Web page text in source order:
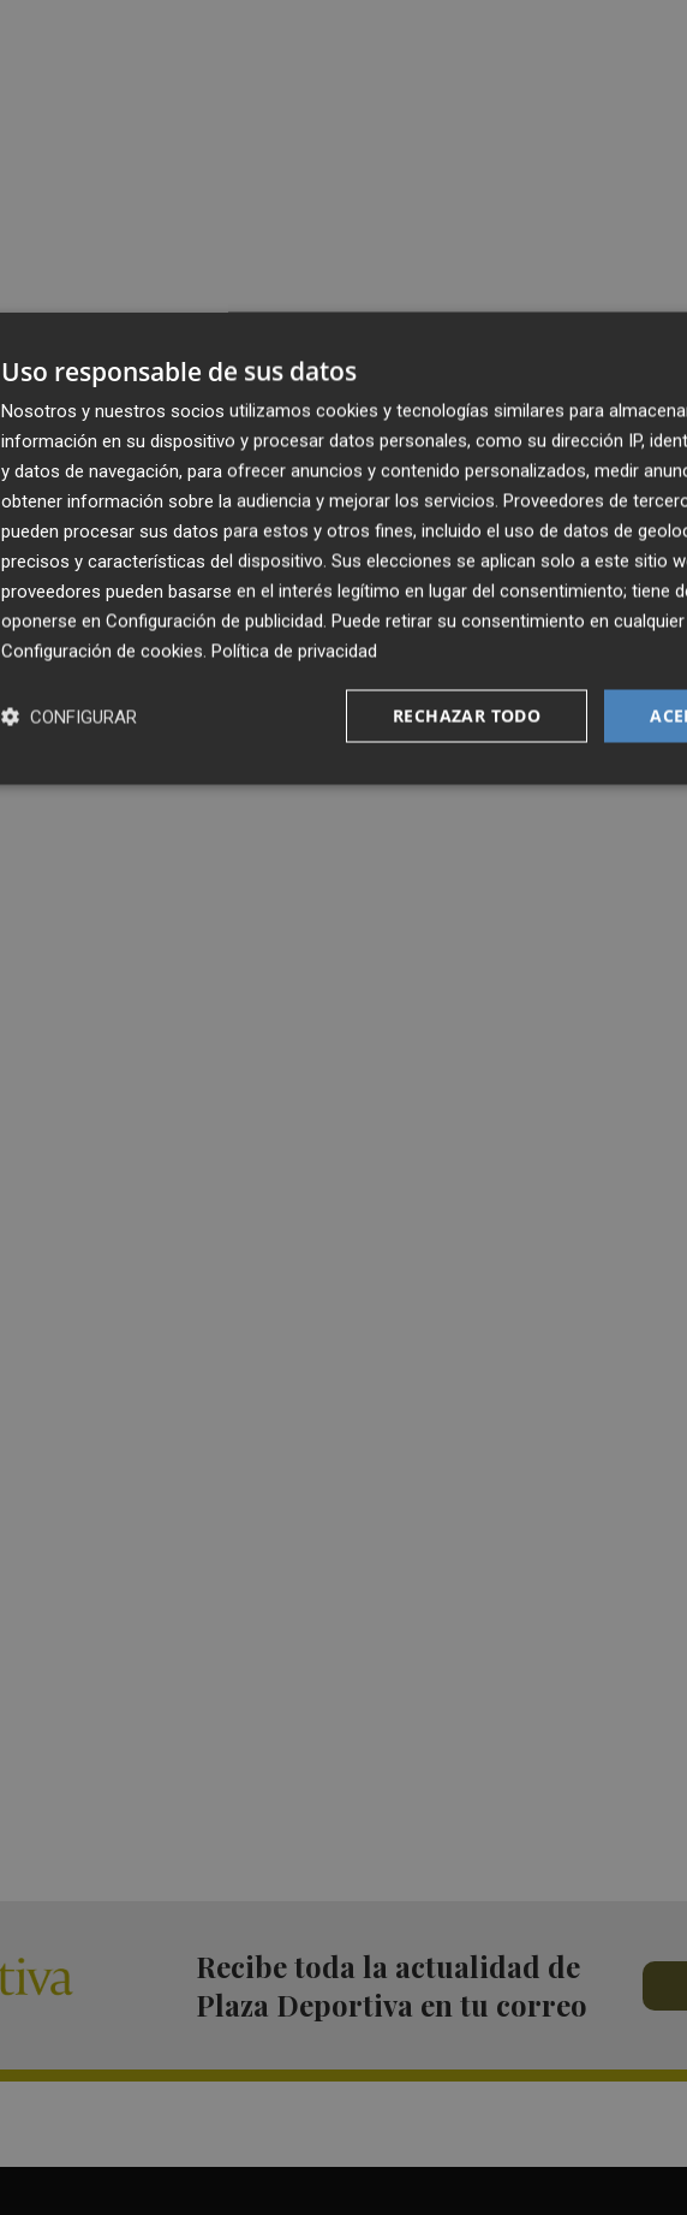
Recibe toda la actualidad de
Plaza Deportiva en tu correo
Uso responsable de sus datos
Nosotros y nuestros socios utilizamos cookies y tecnologías similares para
información en su dispositivo y procesar datos personales, como su dirección IP,
y datos de navegación, para ofrecer anuncios y contenido personalizados, medir
obtener información sobre la audiencia y mejorar los servicios. Proveedores de
pueden procesar sus datos para estos y otros fines, incluido el uso de datos de
precisos y características del dispositivo. Sus elecciones se aplican solo a este sitio
proveedores pueden basarse en el interés legítimo en lugar del consentimiento; tiene
oponerse en Configuración de publicidad. Puede retirar su consentimiento en
Configuración de cookies. Política de privacidad
RECHAZAR TODO
CONFIGURAR